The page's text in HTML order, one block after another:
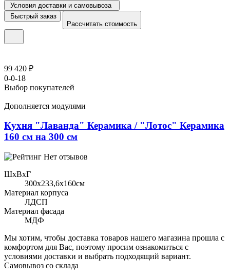
Условия доставки и самовывоза
Быстрый заказ
Рассчитать стоимость
99 420 ₽
0-0-18
Выбор покупателей
Дополняется модулями
Кухня "Лаванда" Керамика / "Лотос" Керамика
160 см на 300 см
Нет отзывов
ШхВхГ
300x233,6х160см
Материал корпуса
ЛДСП
Материал фасада
МДФ
Мы хотим, чтобы доставка товаров нашего магазина прошла с
комфортом для Вас, поэтому просим ознакомиться с
условиями доставки и выбрать подходящий вариант.
Самовывоз со склада